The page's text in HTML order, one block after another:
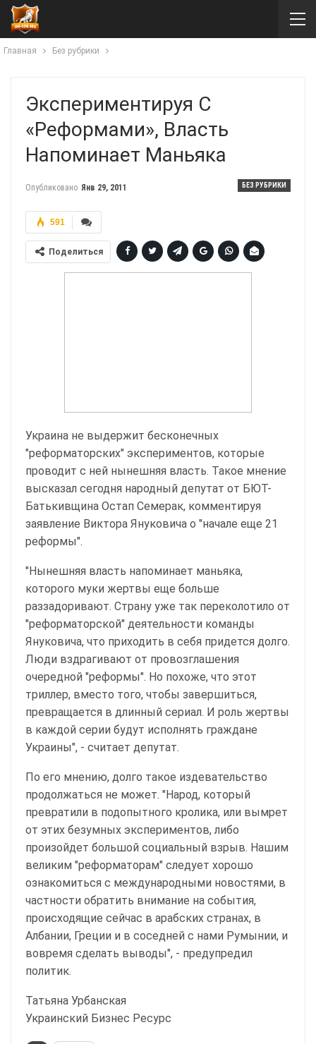
Главная Без рубрики
Экспериментируя С
«реформами», Власть
Напоминает Маньяка
БЕЗ РУБРИКИ
Опубликовано Янв 29, 2011
591
Поделиться
Украина не выдержит бесконечных
"реформаторских" экспериментов, которые
проводит с ней нынешняя власть. Такое мнение
высказал сегодня народный депутат от БЮТ-
Батькивщина Остап Семерак, комментируя
заявление Виктора Януковича о "начале еще 21
реформы".
"Нынешняя власть напоминает маньяка,
которого муки жертвы еще больше
раззадоривают. Страну уже так переколотило от
"реформаторской" деятельности команды
Януковича, что приходить в себя придется долго.
Люди вздрагивают от провозглашения
очередной "реформы". Но похоже, что этот
триллер, вместо того, чтобы завершиться,
превращается в длинный сериал. И роль жертвы
в каждой серии будут исполнять граждане
Украины", - считает депутат.
По его мнению, долго такое издевательство
продолжаться не может. "Народ, который
превратили в подопытного кролика, или вымрет
от этих безумных экспериментов, либо
произойдет большой социальный взрыв. Нашим
великим "реформаторам" следует хорошо
ознакомиться с международными новостями, в
частности обратить внимание на события,
происходящие сейчас в арабских странах, в
Албании, Греции и в соседней с нами Румынии, и
вовремя сделать выводы", - предупредил
политик.
Татьяна Урбанская
Украинский Бизнес Ресурс